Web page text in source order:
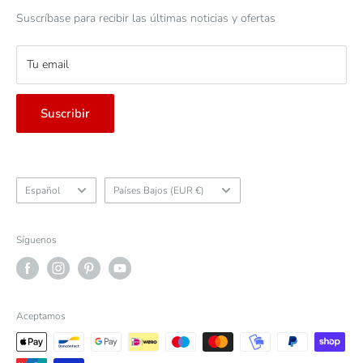
rápida y sencilla. Así comenzó la misión de simplificar,
furgoneta camper. ...
Cómo devolver un artículo
Suscríbase para recibir las últimas noticias y ofertas
Tu email
Suscribir
Idioma
Español País/región
Países Bajos (EUR €)
Síguenos
Aceptamos